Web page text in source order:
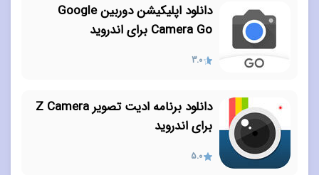
دانلود اپلیکیشن دوربین Google
Camera Go برای اندروید
3.0
دانلود برنامه ادیت تصویر Z Camera
برای اندروید
5.0